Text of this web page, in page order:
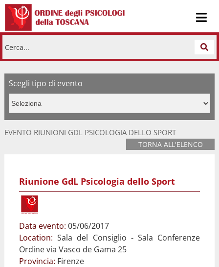
Cerca...
Scegli tipo di evento
EVENTO RIUNIONI GDL PSICOLOGIA DELLO SPORT
TORNA ALL'ELENCO
Riunione GdL Psicologia dello Sport
Data evento: 05/06/2017
Location:Sala del Consiglio - Sala Conferenze
Ordine via Vasco de Gama 25
Provincia: Firenze